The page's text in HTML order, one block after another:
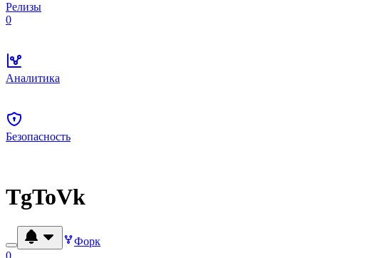
Релизы
0
Аналитика
Безопасность
TgToVk
Форк
0